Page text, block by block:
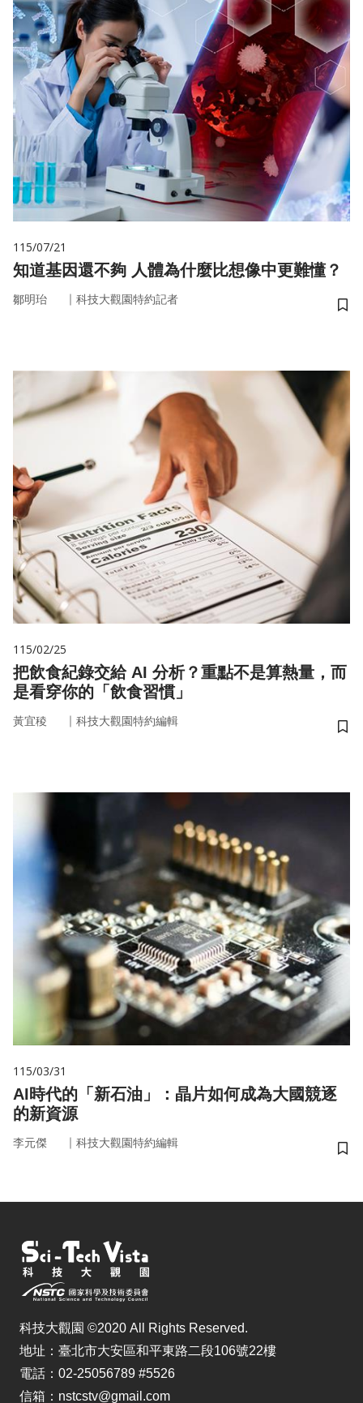
115/07/21
知道基因還不夠 人體為什麼比想像中更難懂？
鄒明珆 ｜ 科技大觀園特約記者
儲
115/02/25
把飲食紀錄交給 AI 分析？重點不是算熱量，而
是看穿你的「飲食習慣」
黃宜稜 ｜ 科技大觀園特約編輯
儲
115/03/31
AI時代的「新石油」：晶片如何成為大國競逐
的新資源
李元傑 ｜ 科技大觀園特約編輯
儲
科技大觀園 ©2020 All Rights Reserved.
地址：臺北市大安區和平東路二段106號22樓
電話：02-25056789 #5526
信箱：nstcstv@gmail.com